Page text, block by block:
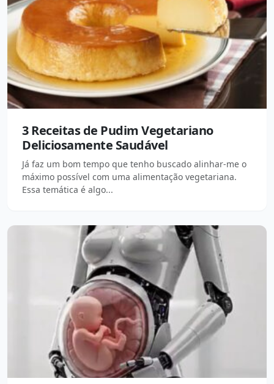
3 Receitas de Pudim Vegetariano
Deliciosamente Saudável
Já faz um bom tempo que tenho buscado alinhar-me o
máximo possível com uma alimentação vegetariana.
Essa temática é algo...